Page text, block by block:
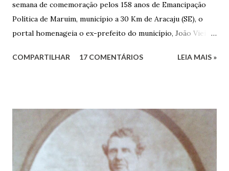
semana de comemoração pelos 158 anos de Emancipação
Política de Maruim, município a 30 Km de Aracaju (SE), o
portal homenageia o ex-prefeito do município, João Vieira
Vieira dos Santos e Arlinda Barroso dos Santos, nasceu em
infância pobre, João Vieira não pôde se dedicar aos
estudos, e então passou a colocar o trabalho em primeiro
plano para auxiliar na renda familiar. No comércio foi
garçon, dono de bar, de armarinho e depois de uma
COMPARTILHAR 17 COMENTÁRIOS LEIA MAIS »